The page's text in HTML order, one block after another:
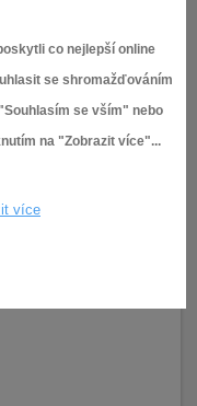
co nejlepší online
se shromažďováním
se vším" nebo
na "Zobrazit více"...
více